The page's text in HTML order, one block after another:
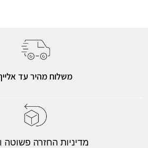
משלוח מהיר עד
מדיניות החזרה פשוטה